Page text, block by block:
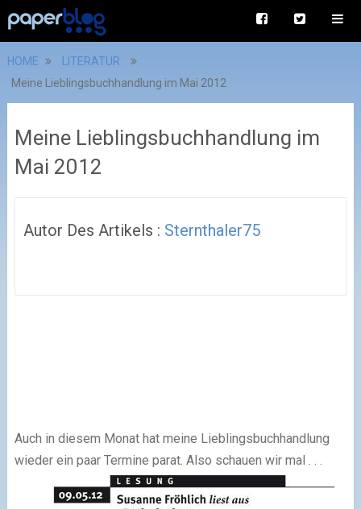
HOME
LITERATUR
Meine Lieblingsbuchhandlung im Mai 2012
Meine Lieblingsbuchhandlung im
Mai 2012
Autor Des Artikels : Sternthaler75
Auch in diesem Monat hat meine Lieblingsbuchhandlung
wieder ein paar Termine parat. Also schauen wir mal . . .